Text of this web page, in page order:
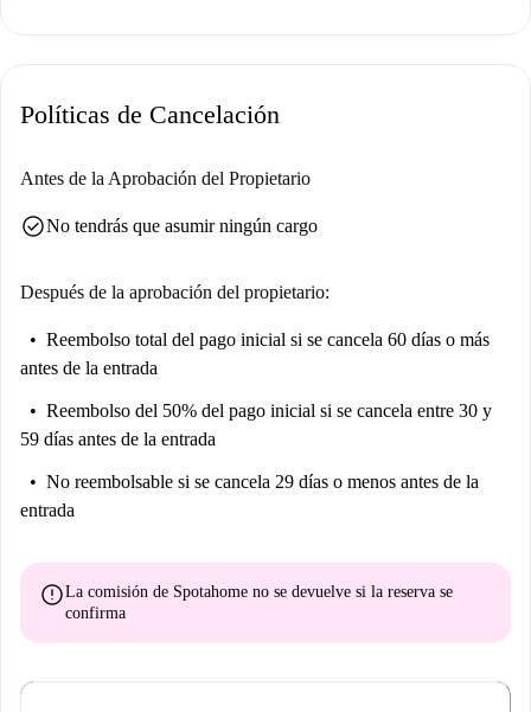
Políticas de Cancelación
Antes de la Aprobación del Propietario
check_circleNo tendrás que asumir ningún cargo
Después de la aprobación del propietario:
Reembolso total del pago inicial si se cancela 60 días o más
antes de la entrada
Reembolso del 50% del pago inicial si se cancela entre 30 y
59 días antes de la entrada
No reembolsable si se cancela 29 días o menos antes de la
entrada
errorLa comisión de Spotahome no se devuelve si la reserva se
confirma